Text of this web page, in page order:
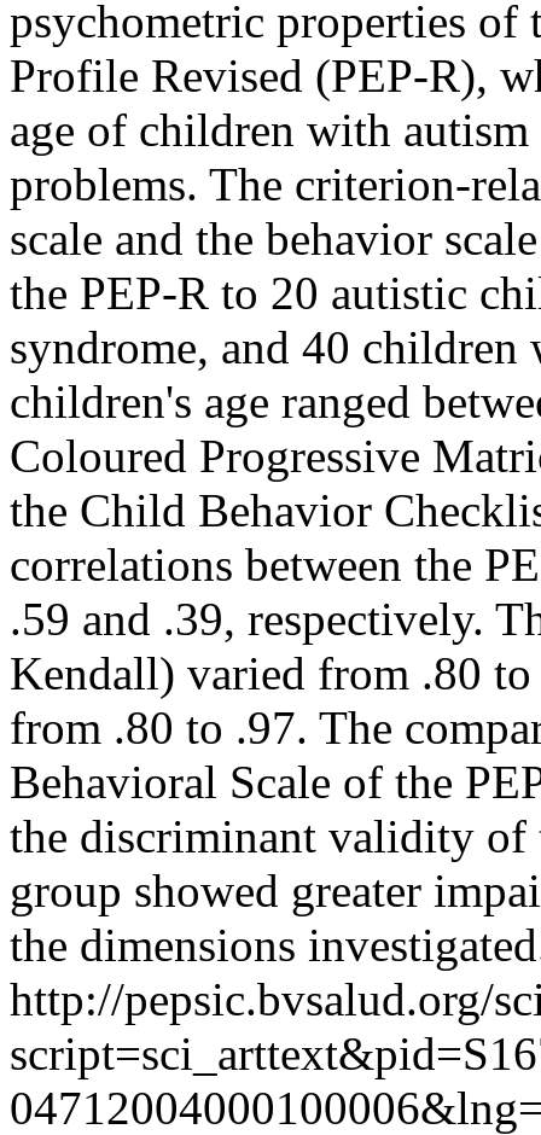
psychometric properties of
Profile Revised (PEP-R),
age of children with
problems. The criterion-
scale and the behavior
the PEP-R to 20 autistic
syndrome, and 40
children's age ranged
Coloured Progressive
the Child Behavior
correlations between the
.59 and .39, respectively.
Kendall) varied from .80
from .80 to .97. The
Behavioral Scale of the
the discriminant validity of
group showed greater
the dimensions
http://pepsic.bvsalud.org/